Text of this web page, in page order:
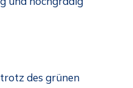
des grünen